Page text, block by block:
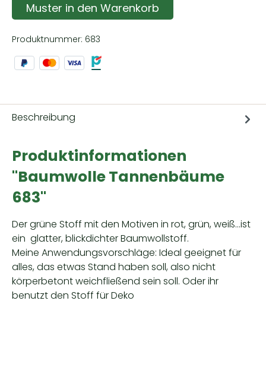
Muster in den Warenkorb
Produktnummer: 683
Beschreibung
Produktinformationen
"Baumwolle Tannenbäume
683"
Der grüne Stoff mit den Motiven in rot, grün, weiß...ist
ein glatter, blickdichter Baumwollstoff.
Meine Anwendungsvorschläge: Ideal geeignet für
alles, das etwas Stand haben soll, also nicht
körperbetont weichfließend sein soll. Oder ihr
benutzt den Stoff für Deko